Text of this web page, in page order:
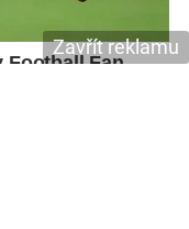
Zavřít reklamu